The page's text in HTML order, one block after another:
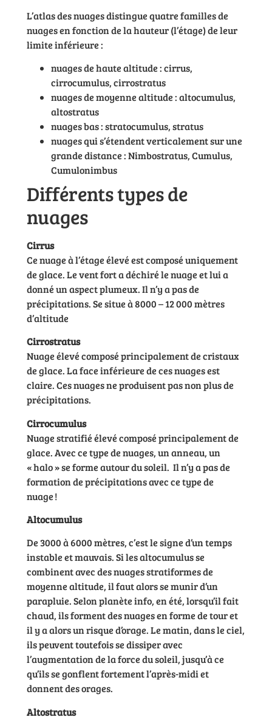
L’atlas des nuages distingue quatre familles de
nuages en fonction de la hauteur (l’étage) de leur
limite inférieure :
nuages de haute altitude : cirrus,
cirrocumulus, cirrostratus
nuages de moyenne altitude : altocumulus,
altostratus
nuages bas : stratocumulus, stratus
nuages qui s’étendent verticalement sur une
grande distance : Nimbostratus, Cumulus,
Cumulonimbus
Différents types de
nuages
Cirrus
Ce nuage à l’étage élevé est composé uniquement
de glace. Le vent fort a déchiré le nuage et lui a
donné un aspect plumeux. Il n’y a pas de
précipitations. Se situe à 8000 – 12 000 mètres
d’altitude
Cirrostratus
Nuage élevé composé principalement de cristaux
de glace. La face inférieure de ces nuages est
claire. Ces nuages ne produisent pas non plus de
précipitations.
Cirrocumulus
Nuage stratifié élevé composé principalement de
glace. Avec ce type de nuages, un anneau, un
« halo » se forme autour du soleil. Il n’y a pas de
formation de précipitations avec ce type de
nuage !
Altocumulus
De 3000 à 6000 mètres, c’est le signe d’un temps
instable et mauvais. Si les altocumulus se
combinent avec des nuages stratiformes de
moyenne altitude, il faut alors se munir d’un
parapluie. Selon planète info, en été, lorsqu’il fait
chaud, ils forment des nuages en forme de tour et
il y a alors un risque d’orage. Le matin, dans le ciel,
ils peuvent toutefois se dissiper avec
l’augmentation de la force du soleil, jusqu’à ce
qu’ils se gonflent fortement l’après-midi et
donnent des orages.
Altostratus